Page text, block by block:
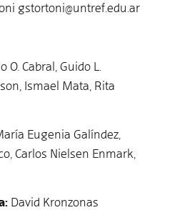
gstortoni@untref.edu.ar
O. Cabral, Guido L.
Ismael Mata, Rita
Eugenia Galíndez,
Carlos Nielsen Enmark,
David Kronzonas